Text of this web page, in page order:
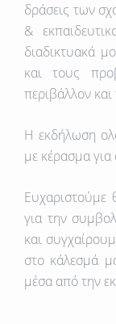
δράσεις των
&
διαδικτυακά
και τους
περιβάλλον
Η εκδήλωση
με κέρασμα
Ευχαριστούμε
για την
και
στο κάλεσμά
μέσα από την